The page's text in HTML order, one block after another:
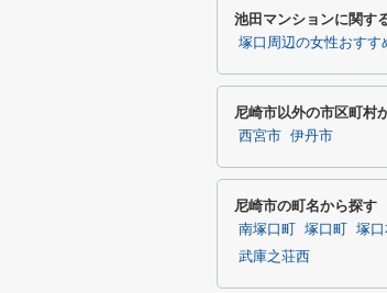
池田マンションに関す
塚口周辺の女性おすす
尼崎市以外の市区町村
西宮市 伊丹市
尼崎市の町名から探す
南塚口町 塚口町 塚口
武庫之荘西